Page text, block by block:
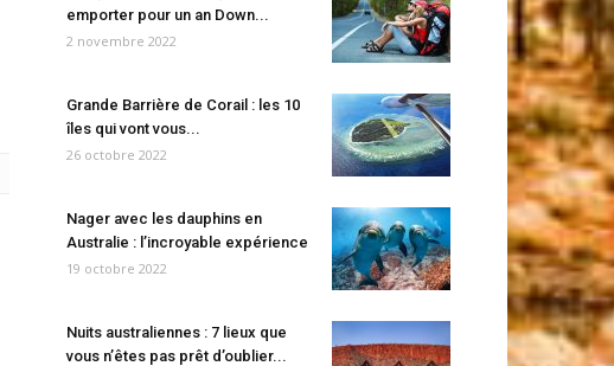
emporter pour un an Down...
2 novembre 2022
Grande Barrière de Corail : les 10
îles qui vont vous...
26 octobre 2022
Nager avec les dauphins en
Australie : l’incroyable expérience
19 octobre 2022
Nuits australiennes : 7 lieux que
vous n’êtes pas prêt d’oublier...